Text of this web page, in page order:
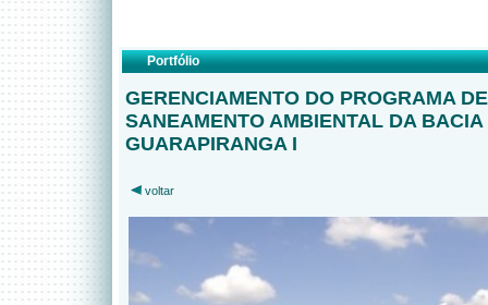
Portfólio
GERENCIAMENTO DO PROGRAMA DE
SANEAMENTO AMBIENTAL DA BACIA
GUARAPIRANGA I
voltar